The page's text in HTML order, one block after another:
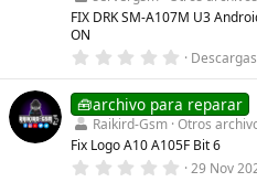
l
s
)
FIX DRK SM-A107M U3
ON
0
0
0
e
s
t
r
Descargas
🧰archivo para reparar
Raikird-Gsm Otros
Fix Logo A10 A105F Bit 6
029 Nov